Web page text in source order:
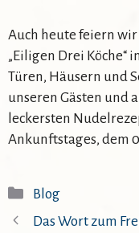
Auch heute feiern
„Eiligen Drei Köche“
Türen, Häusern und
unseren Gästen und
leckersten
Ankunftstages, dem
Kategorien
Blog
Das Wort zum